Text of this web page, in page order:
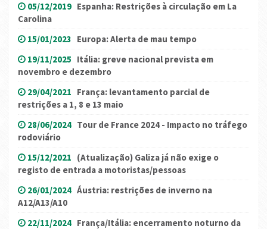
05/12/2019 Espanha: Restrições à circulação em La
Carolina
15/01/2023 Europa: Alerta de mau tempo
19/11/2025 Itália: greve nacional prevista em
novembro e dezembro
29/04/2021 França: levantamento parcial de
restrições a 1, 8 e 13 maio
28/06/2024 Tour de France 2024 - Impacto no tráfego
rodoviário
15/12/2021 (Atualização) Galiza já não exige o
registo de entrada a motoristas/pessoas
26/01/2024 Áustria: restrições de inverno na
A12/A13/A10
22/11/2024 França/Itália: encerramento noturno da